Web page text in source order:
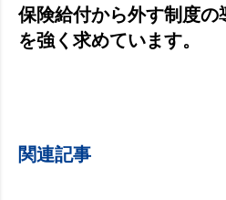
保険給付から外す制度の
を強く求めています。
関連記事